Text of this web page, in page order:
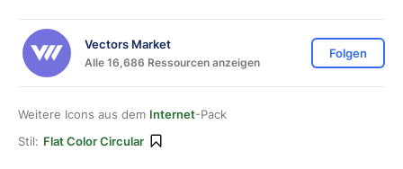
Vectors Market
Alle 16,686 Ressourcen anzeigen
Folgen
Weitere Icons aus dem Internet-Pack
Stil: Flat Color Circular